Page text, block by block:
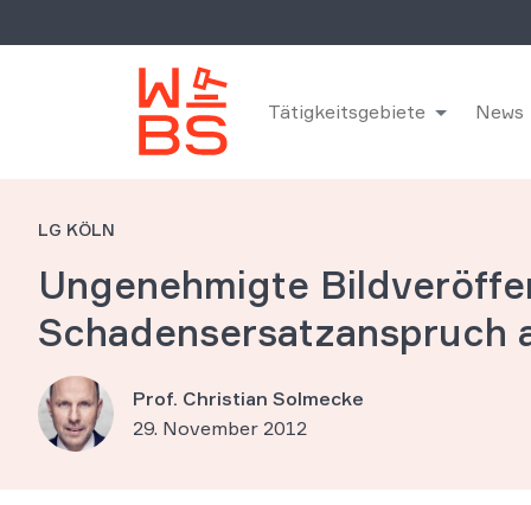
Tätigkeitsgebiete News
LG KÖLN
Ungenehmigte
Schadensersatzanspruch
Prof. Christian Solmecke
29. November 2012